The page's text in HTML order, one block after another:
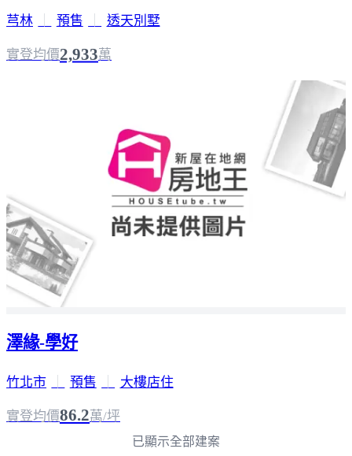
芎林 預售 透天別墅
實登均價2,933萬
澤緣-學好
竹北市 預售 大樓店住
實登均價86.2萬/坪
已顯示全部建案